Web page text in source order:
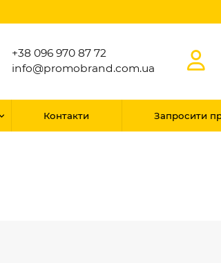
+38 096 970 87 72
info@promobrand.com.ua
Контакти Запросити